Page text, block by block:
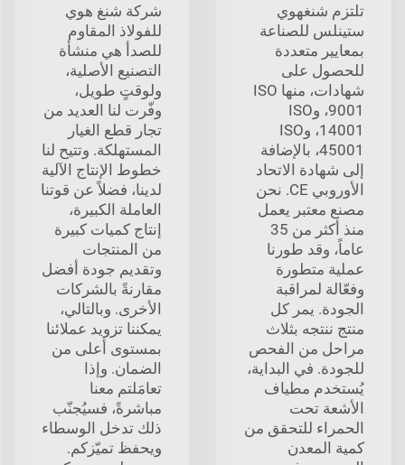
تلتزم شنغهوي
ستينلس للصناعة
بمعايير متعددة
للحصول على
شهادات، منها ISO
9001، وISO
14001، وISO
45001، بالإضافة
إلى شهادة الاتحاد
الأوروبي CE. نحن
مصنع معتبر يعمل
منذ أكثر من 35
عاماً، وقد طورنا
عملية متطورة
وفعّالة لمراقبة
الجودة. يمر كل
منتج ننتجه بثلاث
مراحل من الفحص
للجودة. في البداية،
يُستخدم مطياف
الأشعة تحت
الحمراء للتحقق من
كمية المعدن
شركة شنغ هوي
للفولاذ المقاوم
للصدأ هي منشأة
التصنيع الأصلية،
ولوقتٍ طويل،
وفّرت لنا العديد من
تجار قطع الغيار
المستهلكة. وتتيح لنا
خطوط الإنتاج الآلية
لدينا، فضلاً عن قوتنا
العاملة الكبيرة،
إنتاج كميات كبيرة
من المنتجات
وتقديم جودة أفضل
مقارنةً بالشركات
الأخرى. وبالتالي،
يمكننا تزويد عملائنا
بمستوى أعلى من
الضمان. وإذا
تعامَلتم معنا
مباشرةً، فسيُجنّب
ذلك تدخل الوسطاء
ويحفظ تميّزكم.